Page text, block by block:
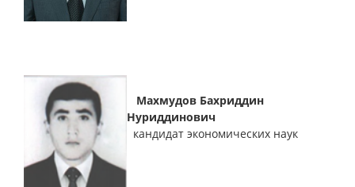
Махмудов Бахриддин
Нуриддинович
кандидат экономических наук